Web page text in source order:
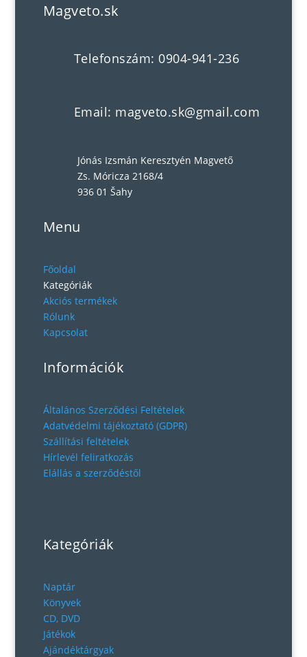
Magveto.sk
Telefonszám: 0904-941-236
Email: magveto.sk@gmail.com
Jónás Izsmán Keresztyén Magvető
Zs. Móricza 2168/4
936 01 Šahy
Menu
Főoldal
Kategóriák
Akciós termékek
Rólunk
Kapcsolat
Információk
Általános Szerződési Feltételek
Adatvédelmi tájékoztató (GDPR)
Szállítási feltételek
Hírlevél feliratkozás
Elállás a szerződéstől
Kategóriák
Naptár
Könyvek
CD, DVD
Játékok
Ajándéktárgyak